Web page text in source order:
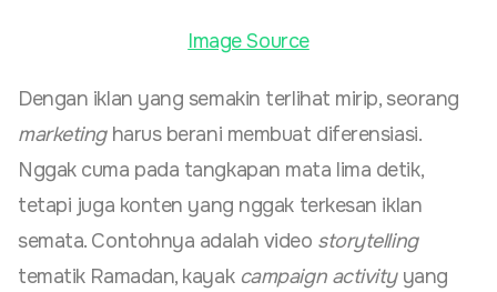
Image Source
Dengan iklan yang semakin terlihat mirip, seorang
marketingharus berani membuat diferensiasi.
Nggak cuma pada tangkapan mata lima detik,
tetapi juga konten yang nggak terkesan iklan
semata. Contohnya adalah video storytelling
tematik Ramadan, kayak campaign activityyang